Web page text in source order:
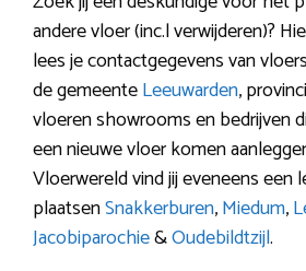
andere vloer (inc.l verwijderen)?
lees je contactgegevens van
de gemeenteLeeuwarden,
vloeren showrooms en bedrijven
een nieuwe vloer komen
Vloerwereld vind jij eveneens een
plaatsenSnakkerburen,Miedum,
Jacobiparochie&Oudebildtzijl.